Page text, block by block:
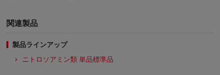
関連製品
製品ラインアップ
ニトロソアミン類 単品標準品